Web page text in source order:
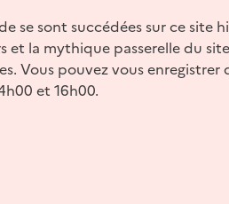
se sont succédées sur ce site
la mythique passerelle du
Vous pouvez vous enregistrer
et 16h00.